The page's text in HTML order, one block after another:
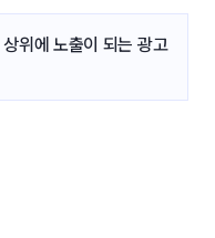
상위에 노출이 되는 광고